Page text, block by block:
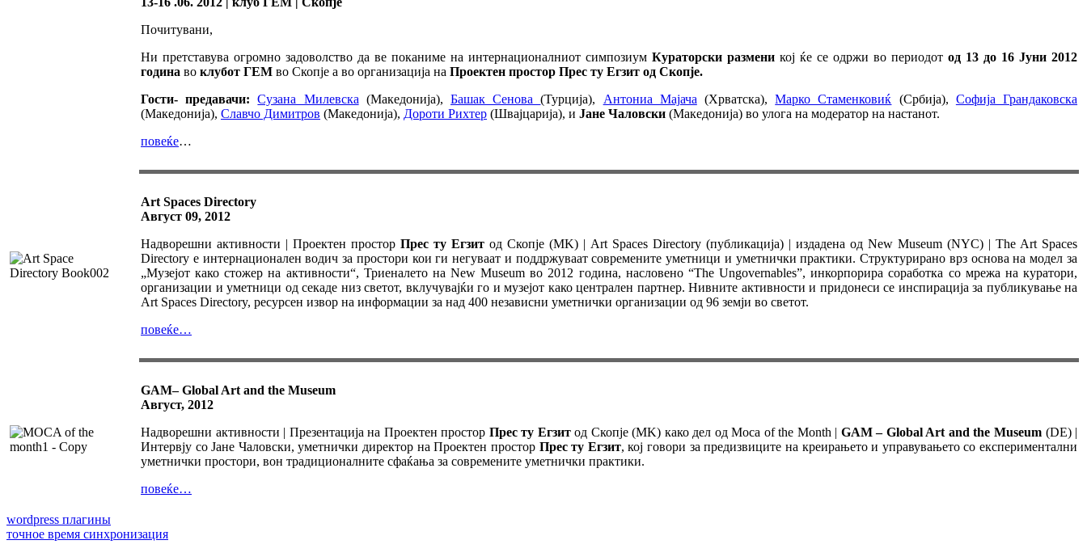
Почитувани,
Ни претставува огромно задоволство да ве поканиме на интернационалниот симпозиум Кураторски размени кој ќе се одржи во периодот од 13 до 16 Јуни 2012
година во клубот ГЕМ во Скопје а во организација на Проектен простор Прес ту Егзит од Скопје.
Гости- предавачи:Сузана Милевска(Македонија),Башак Сенова(Турција), Антониа Мајача(Хрвaтска),Марко Стаменковиќ (Србија), Софија Грандаковска
(Македонија), Славчо Димитров (Македонија), Дороти Рихтер (Швајцарија), и Јане Чаловски (Македонија) во улога на модератор на настанот.
повеќе…
Art Spaces Directory
Август 09, 2012
Надворешни активности | Проектен простор Прес ту Егзит од Скопје (MK) | Art Spaces Directory (публикација) | издадена од New Museum (NYC) | The Art Spaces
Directory е интернационален водич за простори кои ги негуваат и поддржуваат современите уметници и уметнички практики. Структурирано врз основа на модел за
„Музејот како стожер на активности“, Триеналето на New Museum во 2012 година, насловено “The Ungovernables”, инкорпорира соработка со мрежа на куратори,
организации и уметници од секаде низ светот, вклучувајќи го и музејот како централен партнер. Нивните активности и придонеси се инспирација за публикување на
Art Spaces Directory, ресурсен извор на информации за над 400 независни уметнички организации од 96 земји во светот.
повеќе…
GAM– Global Art and the Museum
Август, 2012
Надворешни активности | Презентација на Проектен простор Прес ту Егзитод Скопје (MK) како дел од Moca of the Month | GAM – Global Art and the Museum (DE) |
Интервју со Јане Чаловски, уметнички директор на Проектен простор Прес ту Егзит, кој говори за предизвиците на креирањето и управувањето со експериментални
уметнички простори, вон традиционалните сфаќања за современите уметнички практики.
повеќе…
wordpress плагины
точное время синхронизация